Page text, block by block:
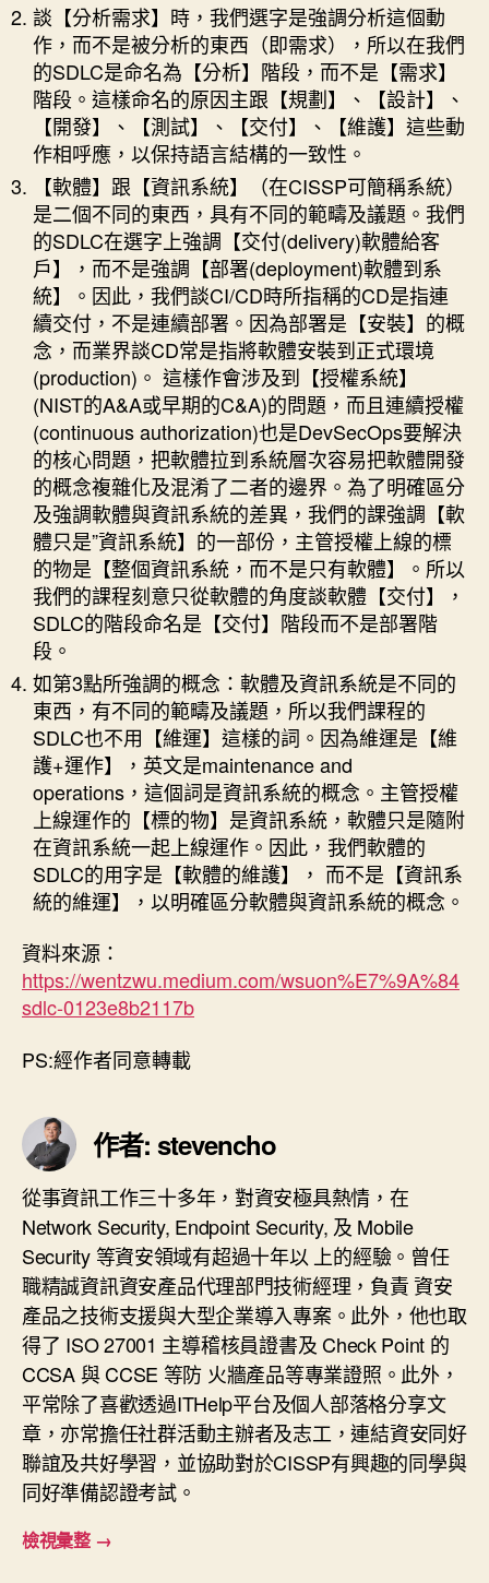
談【分析需求】時，我們選字是強調分析這個動
作，而不是被分析的東西（即需求），所以在我們
的SDLC是命名為【分析】階段，而不是【需求】
階段。這樣命名的原因主跟【規劃】、【設計】、
【開發】、【測試】、【交付】、【維護】這些動
作相呼應，以保持語言結構的一致性。
【軟體】跟【資訊系統】（在CISSP可簡稱系統）
是二個不同的東西，具有不同的範疇及議題。我們
的SDLC在選字上強調【交付(delivery)軟體給客
戶】，而不是強調【部署(deployment)軟體到系
統】。因此，我們談CI/CD時所指稱的CD是指連
續交付，不是連續部署。因為部署是【安裝】的概
念，而業界談CD常是指將軟體安裝到正式環境
(production)。 這樣作會涉及到【授權系統】
(NIST的A&A或早期的C&A)的問題，而且連續授權
(continuous authorization)也是DevSecOps要解決
的核心問題，把軟體拉到系統層次容易把軟體開發
的概念複雜化及混淆了二者的邊界。為了明確區分
及強調軟體與資訊系統的差異，我們的課強調【軟
體只是”資訊系統】的一部份，主管授權上線的標
的物是【整個資訊系統，而不是只有軟體】。所以
我們的課程刻意只從軟體的角度談軟體【交付】，
SDLC的階段命名是【交付】階段而不是部署階
段。
如第3點所強調的概念：軟體及資訊系統是不同的
東西，有不同的範疇及議題，所以我們課程的
SDLC也不用【維運】這樣的詞。因為維運是【維
護+運作】，英文是maintenance and
operations，這個詞是資訊系統的概念。主管授權
上線運作的【標的物】是資訊系統，軟體只是隨附
在資訊系統一起上線運作。因此，我們軟體的
SDLC的用字是【軟體的維護】， 而不是【資訊系
統的維運】，以明確區分軟體與資訊系統的概念。
資料來源：
https://wentzwu.medium.com/wsuon%E7%9A%84
sdlc-0123e8b2117b
PS:經作者同意轉載
作者: stevencho
從事資訊工作三十多年，對資安極具熱情，在
Network Security, Endpoint Security, 及 Mobile
Security 等資安領域有超過十年以 上的經驗。曾任
職精誠資訊資安產品代理部門技術經理，負責 資安
產品之技術支援與大型企業導入專案。此外，他也取
得了 ISO 27001 主導稽核員證書及 Check Point 的
CCSA 與 CCSE 等防 火牆產品等專業證照。此外，
平常除了喜歡透過ITHelp平台及個人部落格分享文
章，亦常擔任社群活動主辦者及志工，連結資安同好
聯誼及共好學習，並協助對於CISSP有興趣的同學與
同好準備認證考試。
檢視彙整 →